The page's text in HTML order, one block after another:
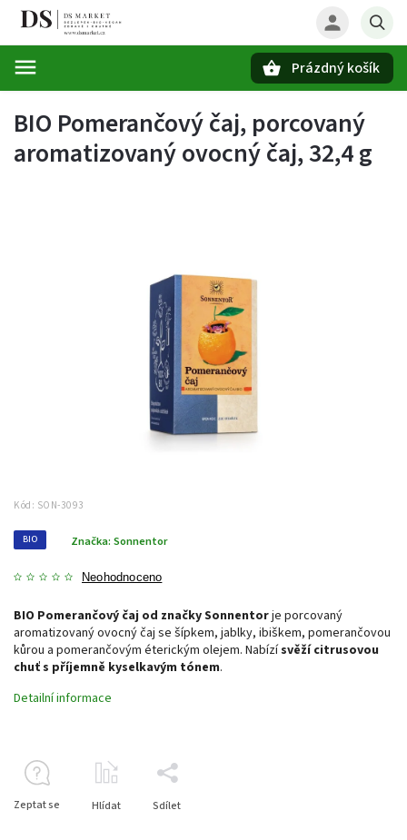
Prázdný košík
BIO Pomerančový čaj, porcovaný
aromatizovaný ovocný čaj, 32,4 g
Kód: SON-3093
BIO
Neohodnoceno
Značka: Sonnentor
BIO Pomerančový čaj od značky Sonnentorje porcovaný
aromatizovaný ovocný čaj se šípkem, jablky, ibiškem, pomerančovou
kůrou a pomerančovým éterickým olejem. Nabízísvěží citrusovou
chuť s příjemně kyselkavým tónem.
Detailní informace
Zeptat se Hlídat Sdílet